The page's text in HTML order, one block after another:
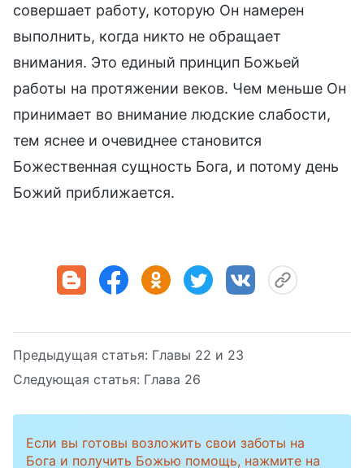
совершает работу, которую Он намерен
выполнить, когда никто не обращает
внимания. Это единый принцип Божьей
работы на протяжении веков. Чем меньше Он
принимает во внимание людские слабости,
тем яснее и очевиднее становится
Божественная сущность Бога, и потому день
Божий приближается.
Предыдущая статья: Главы 22 и 23
Следующая статья: Глава 26
Если вы готовы возложить свои заботы на
Бога и получить Божью помощь, нажмите на